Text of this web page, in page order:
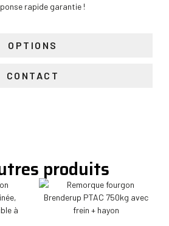
OPTIONS
CONTACT
rapide garantie !
produits